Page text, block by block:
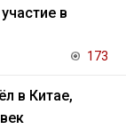
в
173
в Китае,